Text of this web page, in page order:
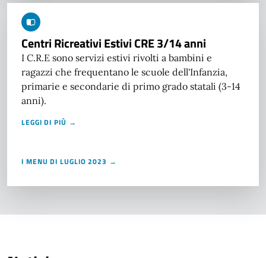
Centri Ricreativi Estivi CRE 3/14 anni
I C.R.E sono servizi estivi rivolti a bambini e
ragazzi che frequentano le scuole dell'Infanzia,
primarie e secondarie di primo grado statali (3-14
anni).
LEGGI DI PIÙ →
I MENU DI LUGLIO 2023 →